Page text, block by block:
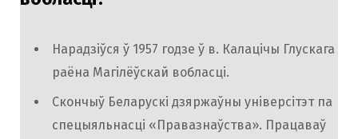
Нарадзіўся ў 1957 годзе ў в. Калацічы Глускага
раёна Магілёўскай вобласці.
Скончыў Беларускі дзяржаўны універсітэт па
спецыяльнасці «Правазнаўства». Працаваў